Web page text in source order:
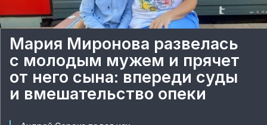
Мария Миронова развелась
с молодым мужем и прячет
от него сына: впереди суды
и вмешательство опеки